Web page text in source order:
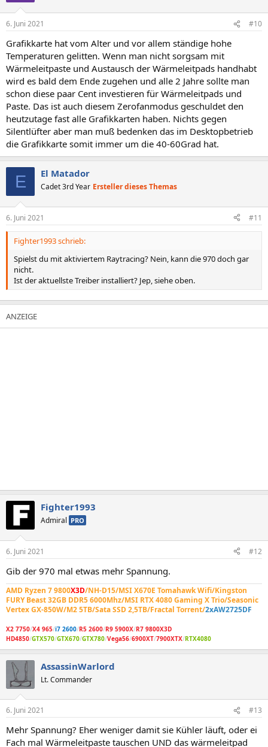
6. Juni 2021 #10
Grafikkarte hat vom Alter und vor allem ständige hohe
Temperaturen gelitten. Wenn man nicht sorgsam mit
Wärmeleitpaste und Austausch der Wärmeleitpads handhabt
wird es bald dem Ende zugehen und alle 2 Jahre sollte man
schon diese paar Cent investieren für Wärmeleitpads und
Paste. Das ist auch diesem Zerofanmodus geschuldet den
heutzutage fast alle Grafikkarten haben. Nichts gegen
Silentlüfter aber man muß bedenken das im Desktopbetrieb
die Grafikkarte somit immer um die 40-60Grad hat.
E El Matador
Cadet 3rd Year Ersteller dieses Themas
6. Juni 2021 #11
Fighter1993 schrieb:
Spielst du mit aktiviertem Raytracing? Nein, kann die 970 doch gar
nicht.
Ist der aktuellste Treiber installiert? Jep, siehe oben.
Fighter1993
Admiral PRO
6. Juni 2021 #12
Gib der 970 mal etwas mehr Spannung.
AMD Ryzen 7 9800X3D/NH-D15/MSI X670E Tomahawk Wifi/Kingston
FURY Beast 32GB DDR5 6000Mhz/MSI RTX 4080 Gaming X Trio/Seasonic
Vertex GX-850W/M2 5TB/Sata SSD 2,5TB/Fractal Torrent/2xAW2725DF
X2 7750/X4 965/i7 2600/R5 2600/R9 5900X/R7 9800X3D
HD4850/GTX570/GTX670/GTX780/Vega56/6900XT/7900XTX/RTX4080
AssassinWarlord
Lt. Commander
6. Juni 2021 #13
Mehr Spannung? Eher weniger damit sie Kühler läuft, oder ei
Fach mal Wärmeleitpaste tauschen UND das wärmeleitpad